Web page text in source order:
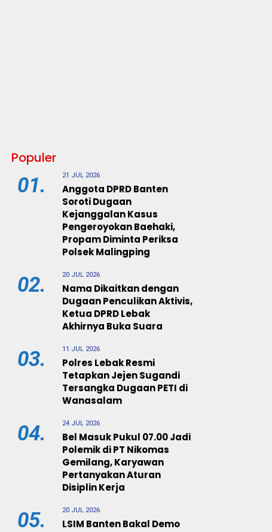
Populer
01. 21 JUL 2026
Anggota DPRD Banten
Soroti Dugaan
Kejanggalan Kasus
Pengeroyokan Baehaki,
Propam Diminta Periksa
Polsek Malingping
02. 20 JUL 2026
Nama Dikaitkan dengan
Dugaan Penculikan Aktivis,
Ketua DPRD Lebak
Akhirnya Buka Suara
03. 11 JUL 2026
Polres Lebak Resmi
Tetapkan Jejen Sugandi
Tersangka Dugaan PETI di
Wanasalam
04. 24 JUL 2026
Bel Masuk Pukul 07.00 Jadi
Polemik di PT Nikomas
Gemilang, Karyawan
Pertanyakan Aturan
Disiplin Kerja
05. 20 JUL 2026
LSIM Banten Bakal Demo